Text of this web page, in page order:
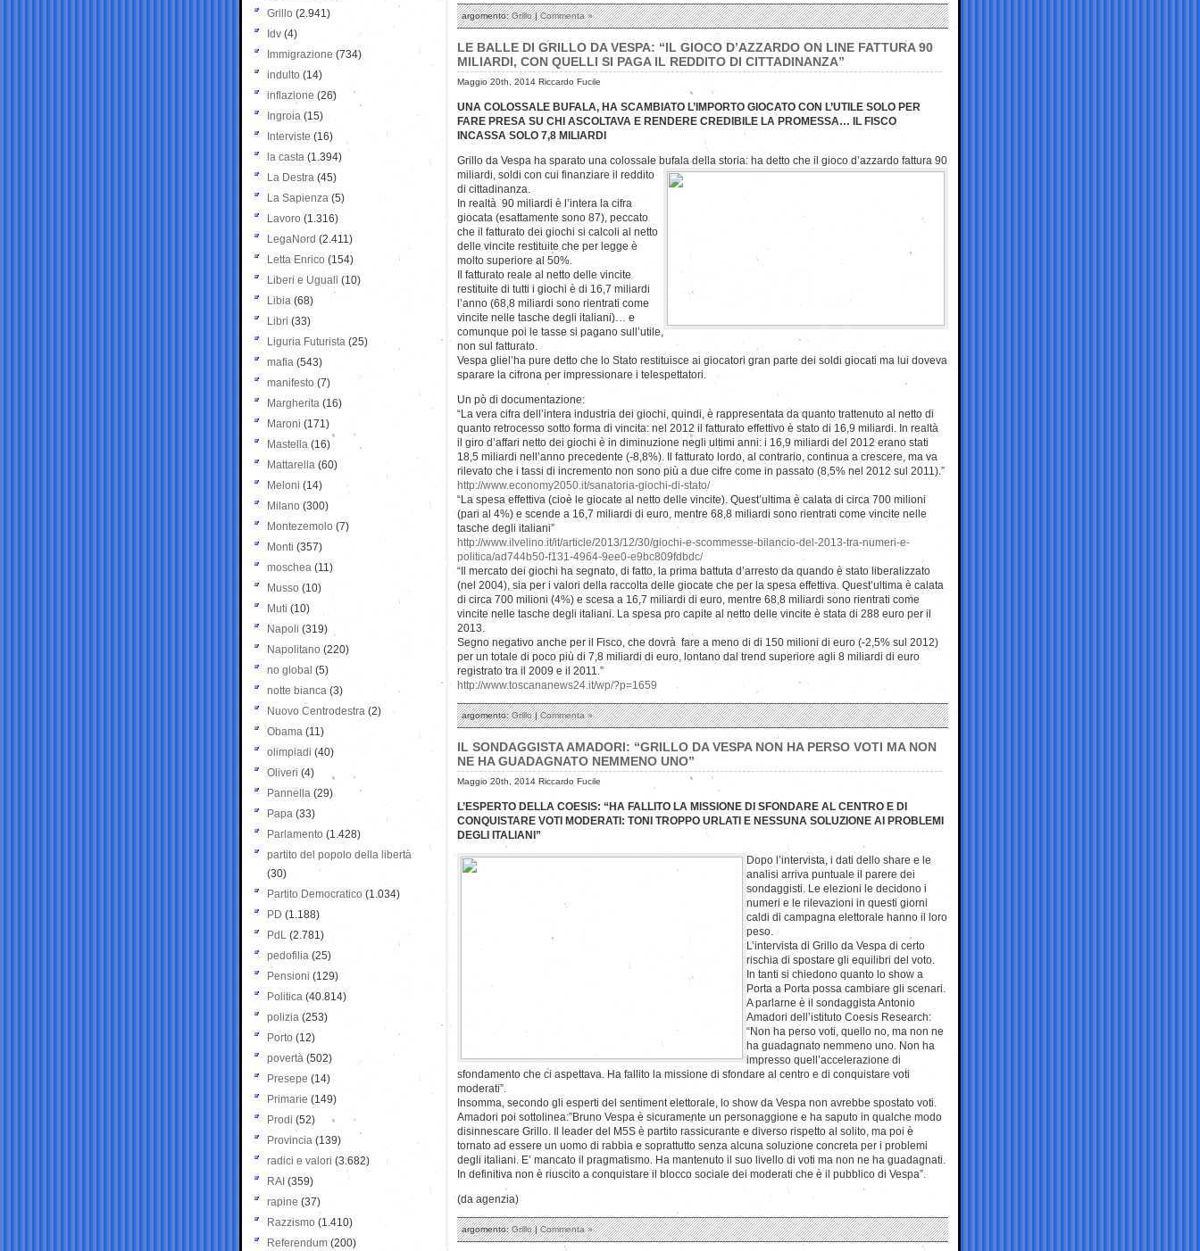
argomento:Grillo|Commenta »
LE BALLE DI GRILLO DA VESPA: “IL GIOCO D’AZZARDO ON LINE FATTURA 90
MILIARDI, CON QUELLI SI PAGA IL REDDITO DI CITTADINANZA”
Maggio 20th, 2014 Riccardo Fucile
UNA COLOSSALE BUFALA, HA SCAMBIATO L’IMPORTO GIOCATO CON L’UTILE SOLO PER
FARE PRESA SU CHI ASCOLTAVA E RENDERE CREDIBILE LA PROMESSA… IL FISCO
INCASSA SOLO 7,8 MILIARDI
Grillo da Vespa ha sparato una colossale bufala della storia: ha detto che il gioco d’azzardo fattura 90
miliardi, soldi con cui finanziare il reddito
di cittadinanza.
In realtà 90 miliardi è l’intera la cifra
giocata (esattamente sono 87), peccato
che il fatturato dei giochi si calcoli al netto
delle vincite restituite che per legge è
molto superiore al 50%.
Il fatturato reale al netto delle vincite
restituite di tutti i giochi è di 16,7 miliardi
l’anno (68,8 miliardi sono rientrati come
vincite nelle tasche degli italiani)… e
comunque poi le tasse si pagano sull’utile,
non sul fatturato.
Vespa gliel’ha pure detto che lo Stato restituisce ai giocatori gran parte dei soldi giocati ma lui doveva
sparare la cifrona per impressionare i telespettatori.
Un pò di documentazione:
“La vera cifra dell’intera industria dei giochi, quindi, è rappresentata da quanto trattenuto al netto di
quanto retrocesso sotto forma di vincita: nel 2012 il fatturato effettivo è stato di 16,9 miliardi. In realtà
il giro d’affari netto dei giochi è in diminuzione negli ultimi anni: i 16,9 miliardi del 2012 erano stati
18,5 miliardi nell’anno precedente (-8,8%). Il fatturato lordo, al contrario, continua a crescere, ma va
rilevato che i tassi di incremento non sono più a due cifre come in passato (8,5% nel 2012 sul 2011).”
http://www.economy2050.it/sanatoria-giochi-di-stato/
“La spesa effettiva (cioè le giocate al netto delle vincite). Quest’ultima è calata di circa 700 milioni
(pari al 4%) e scende a 16,7 miliardi di euro, mentre 68,8 miliardi sono rientrati come vincite nelle
tasche degli italiani”
http://www.ilvelino.it/it/article/2013/12/30/giochi-e-scommesse-bilancio-del-2013-tra-numeri-e-
politica/ad744b50-f131-4964-9ee0-e9bc809fdbdc/
“Il mercato dei giochi ha segnato, di fatto, la prima battuta d’arresto da quando è stato liberalizzato
(nel 2004), sia per i valori della raccolta delle giocate che per la spesa effettiva. Quest’ultima è calata
di circa 700 milioni (4%) e scesa a 16,7 miliardi di euro, mentre 68,8 miliardi sono rientrati come
vincite nelle tasche degli italiani. La spesa pro capite al netto delle vincite è stata di 288 euro per il
2013.
Segno negativo anche per il Fisco, che dovrà fare a meno di di 150 milioni di euro (-2,5% sul 2012)
per un totale di poco più di 7,8 miliardi di euro, lontano dal trend superiore agli 8 miliardi di euro
registrato tra il 2009 e il 2011.”
http://www.toscananews24.it/wp/?p=1659
argomento:Grillo|Commenta »
IL SONDAGGISTA AMADORI: “GRILLO DA VESPA NON HA PERSO VOTI MA NON
NE HA GUADAGNATO NEMMENO UNO”
Maggio 20th, 2014 Riccardo Fucile
L’ESPERTO DELLA COESIS: “HA FALLITO LA MISSIONE DI SFONDARE AL CENTRO E DI
CONQUISTARE VOTI MODERATI: TONI TROPPO URLATI E NESSUNA SOLUZIONE AI PROBLEMI
DEGLI ITALIANI”
Dopo l’intervista, i dati dello share e le
analisi arriva puntuale il parere dei
sondaggisti. Le elezioni le decidono i
numeri e le rilevazioni in questi giorni
caldi di campagna elettorale hanno il loro
peso.
L’intervista di Grillo da Vespa di certo
rischia di spostare gli equilibri del voto.
In tanti si chiedono quanto lo show a
Porta a Porta possa cambiare gli scenari.
A parlarne è il sondaggista Antonio
Amadori dell’istituto Coesis Research:
“Non ha perso voti, quello no, ma non ne
ha guadagnato nemmeno uno. Non ha
impresso quell’accelerazione di
sfondamento che ci aspettava. Ha fallito la missione di sfondare al centro e di conquistare voti
moderati”.
Insomma, secondo gli esperti del sentiment elettorale, lo show da Vespa non avrebbe spostato voti.
Amadori poi sottolinea:”Bruno Vespa è sicuramente un personaggione e ha saputo in qualche modo
disinnescare Grillo. Il leader del M5S è partito rassicurante e diverso rispetto al solito, ma poi è
tornato ad essere un uomo di rabbia e soprattutto senza alcuna soluzione concreta per i problemi
degli italiani. E’ mancato il pragmatismo. Ha mantenuto il suo livello di voti ma non ne ha guadagnati.
In definitiva non è riuscito a conquistare il blocco sociale dei moderati che è il pubblico di Vespa”.
(da agenzia)
argomento:Grillo|Commenta »
Grillo (2.941)
Idv (4)
Immigrazione (734)
indulto (14)
inflazione (26)
Ingroia (15)
Interviste (16)
la casta (1.394)
La Destra (45)
La Sapienza (5)
Lavoro (1.316)
LegaNord (2.411)
Letta Enrico (154)
Liberi e Uguali (10)
Libia (68)
Libri (33)
Liguria Futurista (25)
mafia (543)
manifesto (7)
Margherita (16)
Maroni (171)
Mastella (16)
Mattarella (60)
Meloni (14)
Milano (300)
Montezemolo (7)
Monti (357)
moschea (11)
Musso (10)
Muti (10)
Napoli (319)
Napolitano (220)
no global (5)
notte bianca (3)
Nuovo Centrodestra (2)
Obama (11)
olimpiadi (40)
Oliveri (4)
Pannella (29)
Papa (33)
Parlamento (1.428)
partito del popolo della libertà
(30)
Partito Democratico (1.034)
PD (1.188)
PdL (2.781)
pedofilia (25)
Pensioni (129)
Politica (40.814)
polizia (253)
Porto (12)
povertà (502)
Presepe (14)
Primarie (149)
Prodi (52)
Provincia (139)
radici e valori (3.682)
RAI (359)
rapine (37)
Razzismo (1.410)
Referendum (200)